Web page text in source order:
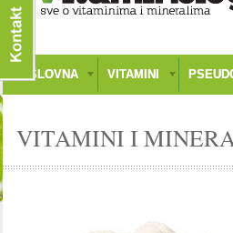
NASLOVNA VITAMINI
VITAMINI I